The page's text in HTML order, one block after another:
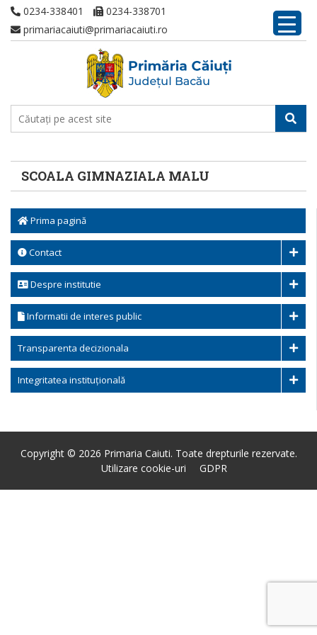
0234-338401
0234-338701
primariacaiuti@primariacaiuti.ro
SCOALA GIMNAZIALA MALU
Prima pagină
Contact
Despre institutie
Informatii de interes public
Transparenta decizionala
Integritatea instituțională
Copyright © 2026 Primaria Caiuti. Toate drepturile rezervate.
Utilizare cookie-uri
GDPR